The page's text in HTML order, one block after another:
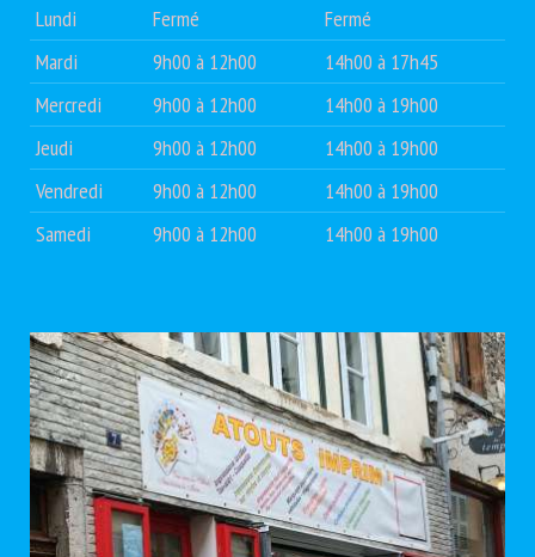
Lundi
Fermé
Fermé
Mardi
9h00 à 12h00
14h00 à 17h45
Mercredi
9h00 à 12h00
14h00 à 19h00
Jeudi
9h00 à 12h00
14h00 à 19h00
Vendredi
9h00 à 12h00
14h00 à 19h00
Samedi
9h00 à 12h00 14h00 à 19h00